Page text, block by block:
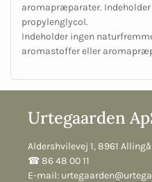
aromapræparater. Indeholder
propylenglycol.
Indeholder ingen
aromastoffer eller
Urtegaarden
Aldershvilevej 1, 8961
☎︎ 86 48 00 11
E-mail: